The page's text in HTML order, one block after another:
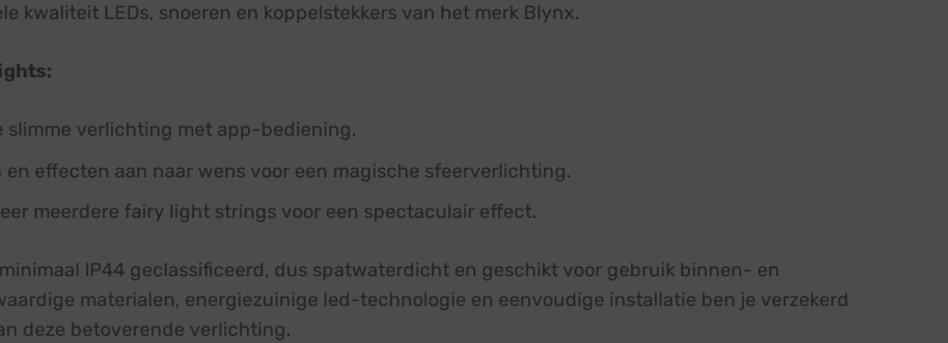
kwaliteit LEDs, snoeren en koppelstekkers van het merk Blynx.
slimme verlichting met app-bediening.
en effecten aan naar wens voor een magische sfeerverlichting.
meerdere fairy light strings voor een spectaculair effect.
IP44 geclassificeerd, dus spatwaterdicht en geschikt voor gebruik binnen- en
materialen, energiezuinige led-technologie en eenvoudige installatie ben je verzekerd
deze betoverende verlichting.